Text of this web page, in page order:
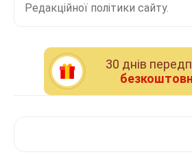
Редакційної політики сайту.
30 днiв